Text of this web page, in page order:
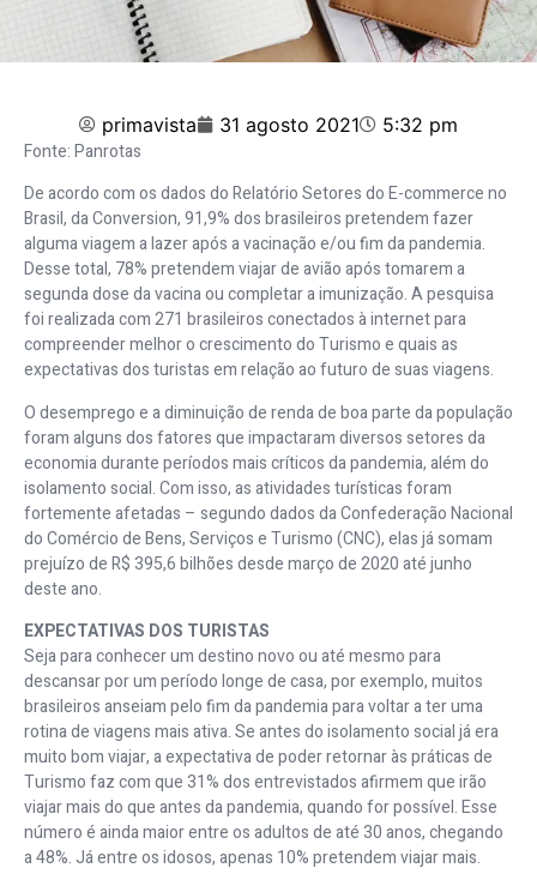
primavista 31 agosto 2021 5:32 pm
Fonte: Panrotas
De acordo com os dados do Relatório Setores do E-commerce no
Brasil, da Conversion, 91,9% dos brasileiros pretendem fazer
alguma viagem a lazer após a vacinação e/ou fim da pandemia.
Desse total, 78% pretendem viajar de avião após tomarem a
segunda dose da vacina ou completar a imunização. A pesquisa
foi realizada com 271 brasileiros conectados à internet para
compreender melhor o crescimento do Turismo e quais as
expectativas dos turistas em relação ao futuro de suas viagens.
O desemprego e a diminuição de renda de boa parte da população
foram alguns dos fatores que impactaram diversos setores da
economia durante períodos mais críticos da pandemia, além do
isolamento social. Com isso, as atividades turísticas foram
fortemente afetadas – segundo dados da Confederação Nacional
do Comércio de Bens, Serviços e Turismo (CNC), elas já somam
prejuízo de R$ 395,6 bilhões desde março de 2020 até junho
deste ano.
EXPECTATIVAS DOS TURISTAS
Seja para conhecer um destino novo ou até mesmo para
descansar por um período longe de casa, por exemplo, muitos
brasileiros anseiam pelo fim da pandemia para voltar a ter uma
rotina de viagens mais ativa. Se antes do isolamento social já era
muito bom viajar, a expectativa de poder retornar às práticas de
Turismo faz com que 31% dos entrevistados afirmem que irão
viajar mais do que antes da pandemia, quando for possível. Esse
número é ainda maior entre os adultos de até 30 anos, chegando
a 48%. Já entre os idosos, apenas 10% pretendem viajar mais.